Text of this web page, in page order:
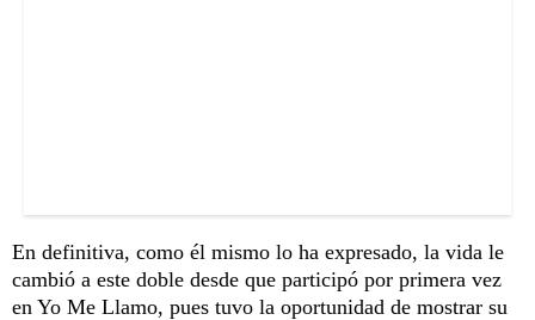
En definitiva, como él mismo lo ha expresado, la vida le
cambió a este doble desde que participó por primera vez
en Yo Me Llamo, pues tuvo la oportunidad de mostrar su